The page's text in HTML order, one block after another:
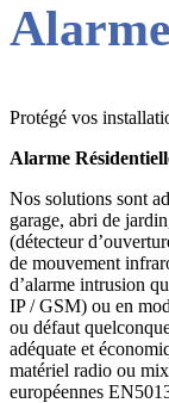
Protégé vos
Alarme
Nos solutions sont
garage, abri de
(détecteur
de mouvement
d’alarme intrusion
IP / GSM) ou en
ou défaut
adéquate et
matériel radio ou
européennes